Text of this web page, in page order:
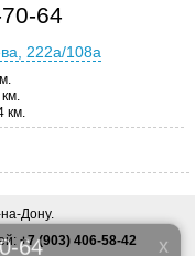
64
222а/108а
км.
квартирном отеле.
Дону.
+7 (903) 406-58-42